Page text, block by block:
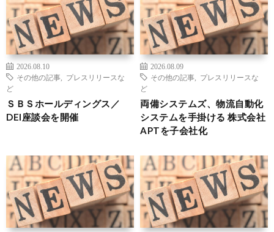
2026.08.10
その他の記事
プレスリリースな
ど
ＳＢＳホールディングス／
DEI座談会を開催
2026.08.09
その他の記事
プレスリリースな
ど
両備システムズ、物流自動化
システムを手掛ける 株式会社
APTを子会社化